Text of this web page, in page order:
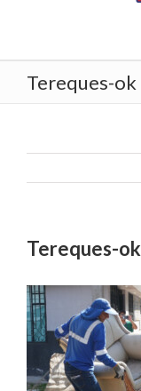
Tereques-ok
Tereques-ok